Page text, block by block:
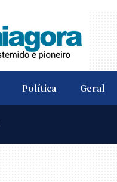
Política Geral